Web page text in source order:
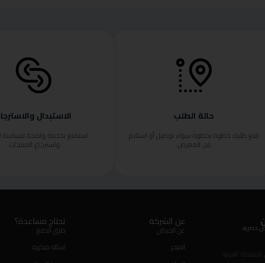
حالة الطلب
تتبع طلبك خطوة بخطوة سواء توصيل أو استلام
من المعرض.
الاستبدال
استمتع بخدمة واضحة لسياسة
واسترجاع المنتجات.
حصرية.
العربية
عن الشركة
عن الحركان
المتجر
تحتاج مساعدة؟
طرق الدفع
اسئلة متكررة